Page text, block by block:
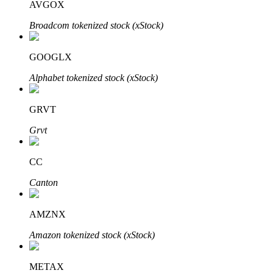
Khóa BTR
Đầu tư độc quyền cho người nắm giữ BTR
Khoản vay
AVGOX
Broadcom tokenized stock (xStock)
GOOGLX
Alphabet tokenized stock (xStock)
GRVT
Grvt
CC
Canton
AMZNX
Amazon tokenized stock (xStock)
METAX